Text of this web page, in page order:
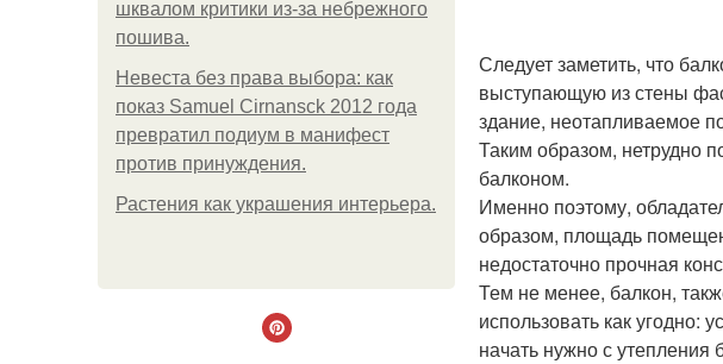
шквалом критики из-за небрежного
пошива.
Невеста без права выбора: как
показ Samuel Cirnansck 2012 года
превратил подиум в манифест
против принуждения.
Растения как украшения интерьера.
Следует заметить, что
выступающую из стены
здание, неотапливаемое
Таким образом, нетрудно
балконом.
Именно поэтому,
образом, площадь
недостаточно прочная
Тем не менее, балкон,
использовать как угодно:
начать нужно с утепления